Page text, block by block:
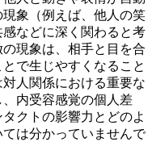
象（例えば、他人の笑
などに深く関わると考
現象は、相手と目を合
で生じやすくなること
人関係における重要な
内受容感覚の個人差
クトの影響力とどのよ
は分かっていませんで